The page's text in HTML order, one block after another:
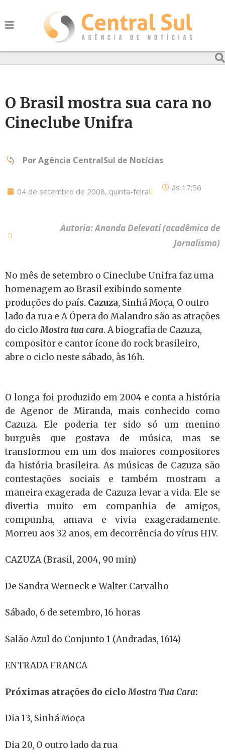
O Brasil mostra sua cara no
Cineclube Unifra
PorAgência CentralSul de Notícias
04 de setembro de 2008, quinta-feira às 17:56
Autoria: Ananda Delevati (acadêmica de
Jornalismo)
No mês de setembro o Cineclube Unifra faz uma
homenagem ao Brasil exibindo somente
produções do país. Cazuza, Sinhá Moça, O outro
lado da rua e A Ópera do Malandro são as atrações
do cicloMostra tua cara. A biografia de Cazuza,
compositor e cantor ícone do rock brasileiro,
abre o ciclo neste sábado, às 16h.
O longa foi produzido em 2004 e conta a história
de Agenor de Miranda, mais conhecido como
Cazuza. Ele poderia ter sido só um menino
burguês que gostava de música, mas se
transformou em um dos maiores compositores
da história brasileira. As músicas de Cazuza são
contestações sociais e também mostram a
maneira exagerada de Cazuza levar a vida. Ele se
divertia muito em companhia de amigos,
compunha, amava e vivia exageradamente.
Morreu aos 32 anos, em decorrência do vírus HIV.
CAZUZA (Brasil, 2004, 90 min)
De Sandra Werneck e Walter Carvalho
Sábado, 6 de setembro, 16 horas
Salão Azul do Conjunto 1 (Andradas, 1614)
ENTRADA FRANCA
Próximas atrações do cicloMostra Tua Cara:
Dia 13, Sinhá Moça
Dia 20, O outro lado da rua